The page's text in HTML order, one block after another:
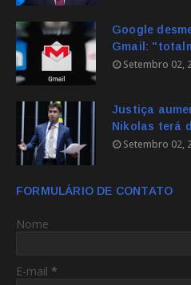
Google
Gmail:
Setembro 02,
Justiça
Nikolas terá
Setembro 02,
FORMULÁRIO DE CONTATO
Nome
E-mail *